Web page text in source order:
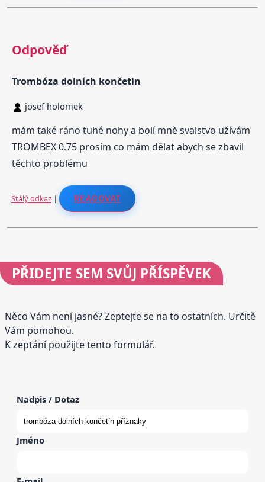
Odpověď
Trombóza dolních končetin
josef holomek
mám také ráno tuhé nohy a bolí mně svalstvo užívám
TROMBEX 0.75 prosím co mám dělat abych se zbavil
těchto problému
Stálý odkaz| REAGOVAT
PŘIDEJTE SEM SVŮJ PŘÍSPĚVEK
Něco Vám není jasné? Zeptejte se na to ostatních. Určitě
Vám pomohou.
K zeptání použijte tento formulář.
Nadpis / Dotaz
Jméno